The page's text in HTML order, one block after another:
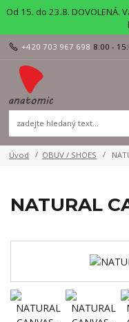
Od 15. do 23.8.
+420 703 967 698 8:00 -
Úvod OBUV / SHOES
NATURAL